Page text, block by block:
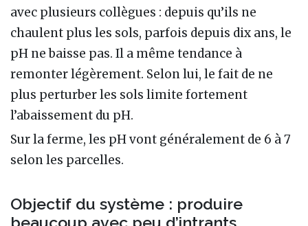
avec plusieurs collègues : depuis qu’ils ne
chaulent plus les sols, parfois depuis dix ans, le
pH ne baisse pas. Il a même tendance à
remonter légèrement. Selon lui, le fait de ne
plus perturber les sols limite fortement
l’abaissement du pH.
Sur la ferme, les pH vont généralement de 6 à 7
selon les parcelles.
Objectif du système : produire